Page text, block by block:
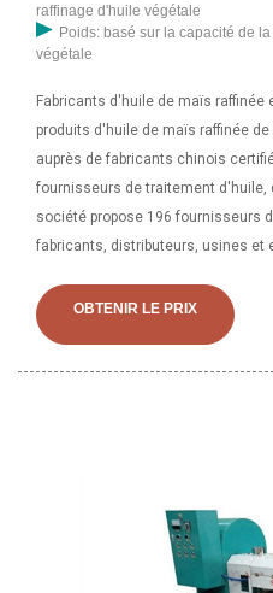
raffinage d'huile végétale
Poids: basé sur la capacité de
végétale
Fabricants d'huile de maïs raffinée
produits d'huile de maïs raffinée
auprès de fabricants chinois
fournisseurs de traitement
société propose 196 fournisseurs
fabricants, distributeurs, usines et
qualitéOBTENIR LE PRIX